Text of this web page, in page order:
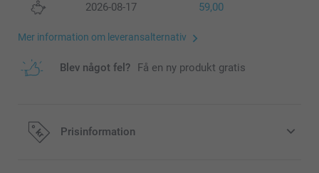
2026-08-17 59,00
Mer information om leveransalternativ
Blev något fel? Få en ny produkt gratis
Prisinformation